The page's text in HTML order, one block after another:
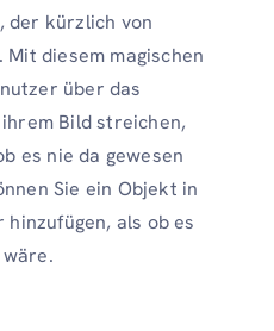
der kürzlich von
diesem magischen
über das
Bild streichen,
es nie da gewesen
Sie ein Objekt in
als ob es